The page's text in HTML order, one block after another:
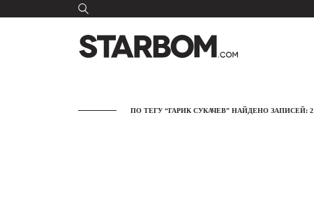
ПО ТЕГУ “ГАРИК СУКАЧЕВ” НАЙДЕНО ЗАПИСЕЙ: 2